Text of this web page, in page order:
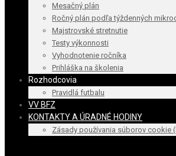
Mesačný plán
Ročný plán podľa týždenných
Majstrovské stretnutie
Testy výkonnosti
Vyhodnotenie ročníka
Prihláška na školenia
Rozhodcovia
Pravidlá futbalu
VV BFZ
KONTAKTY A ÚRADNÉ HODINY
Zásady používania súborov cookie